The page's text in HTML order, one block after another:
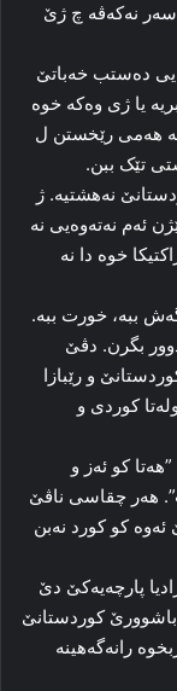
سه‌ر نه‌که‌ڤه‌ چ ژێ
ده‌ستب خه‌باتێ
یا ژی وه‌که‌ خوه‌
هه‌می رێخستن ل
تێک ببن.
نه‌هشتیه‌. ژ
ئه‌م نه‌ته‌وه‌یی نه‌
خوه‌ دا نه‌
ببه‌، خورت ببه‌.
بگرن. دڤێ
و رێبازا
کوردی و
کو ئه‌ز و
هه‌ر چقاسی ناڤێ
ئه‌وه‌ کو کورد نه‌بن
پارچەیەکێ دێ
باشوورێ کوردستانێ
رانه‌گەهینه‌